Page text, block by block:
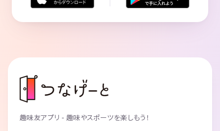
趣味友アプリ - 趣味やスポーツを楽しもう！